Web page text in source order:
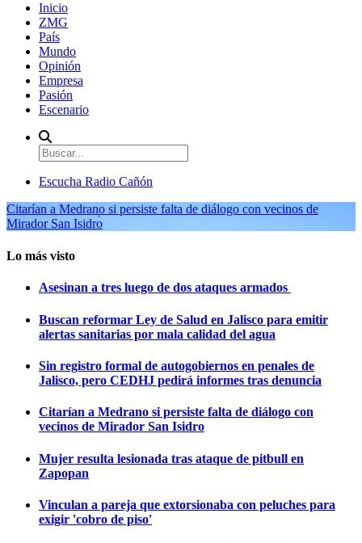
Inicio
ZMG
País
Mundo
Opinión
Empresa
Pasión
Escenario
Escucha Radio Cañón
Citarían a Medrano si persiste falta de diálogo con vecinos de
Mirador San Isidro
Lo más visto
Asesinan a tres luego de dos ataques armados
Buscan reformar Ley de Salud en Jalisco para emitir
alertas sanitarias por mala calidad del agua
Sin registro formal de autogobiernos en penales de
Jalisco, pero CEDHJ pedirá informes tras denuncia
Citarían a Medrano si persiste falta de diálogo con
vecinos de Mirador San Isidro
Mujer resulta lesionada tras ataque de pitbull en
Zapopan
Vinculan a pareja que extorsionaba con peluches para
exigir 'cobro de piso'